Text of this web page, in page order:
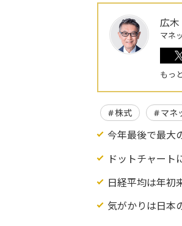
広木
マネ
もっ
株式 マネ
今年最後で最大
ドットチャート
日経平均は年初
気がかりは日本